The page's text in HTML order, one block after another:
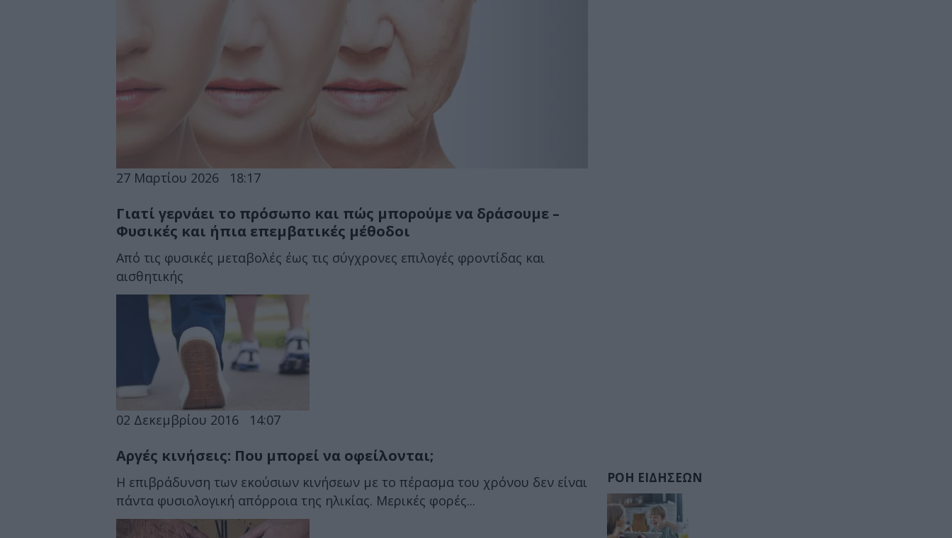
27 Μαρτίου 2026 18:17
Γιατί γερνάει το πρόσωπο και πώς μπορούμε να δράσουμε –
Φυσικές και ήπια επεμβατικές μέθοδοι
Από τις φυσικές μεταβολές έως τις σύγχρονες επιλογές φροντίδας και
αισθητικής
02 Δεκεμβρίου 2016 14:07
Αργές κινήσεις: Που μπορεί να οφείλονται;
Η επιβράδυνση των εκούσιων κινήσεων με το πέρασμα του χρόνου δεν είναι
πάντα φυσιολογική απόρροια της ηλικίας. Μερικές φορές...
ΡΟΗ ΕΙΔΗΣΕΩΝ